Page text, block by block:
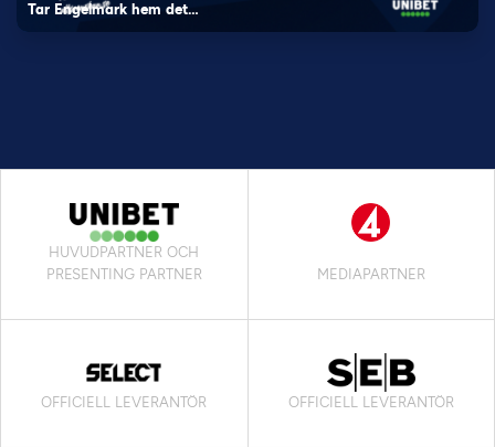
Tar Engelmark hem det…
HUVUDPARTNER OCH
PRESENTING PARTNER
MEDIAPARTNER
OFFICIELL LEVERANTÖR OFFICIELL LEVERANTÖR